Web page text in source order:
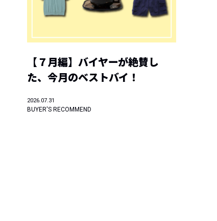
【７月編】バイヤーが絶賛し
た、今月のベストバイ！
2026.07.31
BUYER'S RECOMMEND